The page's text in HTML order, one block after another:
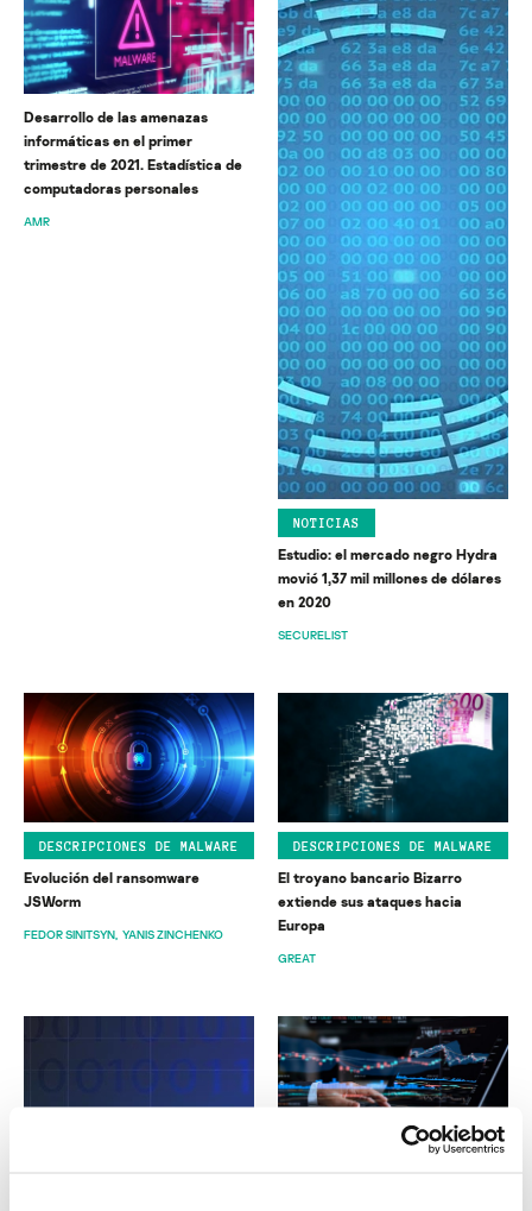
Desarrollo de las amenazas
informáticas en el primer
trimestre de 2021. Estadística de
computadoras personales
AMR
NOTICIAS
Estudio: el mercado negro Hydra
movió 1,37 mil millones de dólares
en 2020
SECURELIST
DESCRIPCIONES DE MALWARE
Evolución del ransomware
JSWorm
FEDOR SINITSYN YANIS ZINCHENKO
DESCRIPCIONES DE MALWARE
El troyano bancario Bizarro
extiende sus ataques hacia
Europa
GREAT